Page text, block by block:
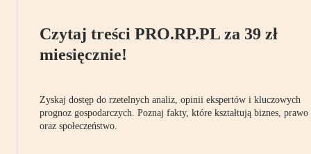
Czytaj treści PRO.RP.PL za 39 zł
miesięcznie!
Zyskaj dostęp do rzetelnych analiz, opinii ekspertów i kluczowych
prognoz gospodarczych. Poznaj fakty, które kształtują biznes, prawo
oraz społeczeństwo.